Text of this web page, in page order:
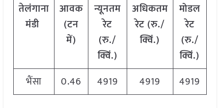
तेलंगाना
मंडी
आवक
(टन
में)
न्यूनतम
रेट
(रु./
क्विं.)
अधिकतम
रेट (रु./
क्विं.)
मोडल
रेट
(रु./
क्विं.)
भैंसा
0.46 4919 4919 4919